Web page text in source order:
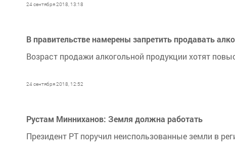
24 сентября 2018, 13:18
В правительстве намерены запретить продавать
Возраст продажи алкогольной продукции хотят
24 сентября 2018, 12:52
Рустам Минниханов: Земля должна работать
Президент РТ поручил неиспользованные земли в